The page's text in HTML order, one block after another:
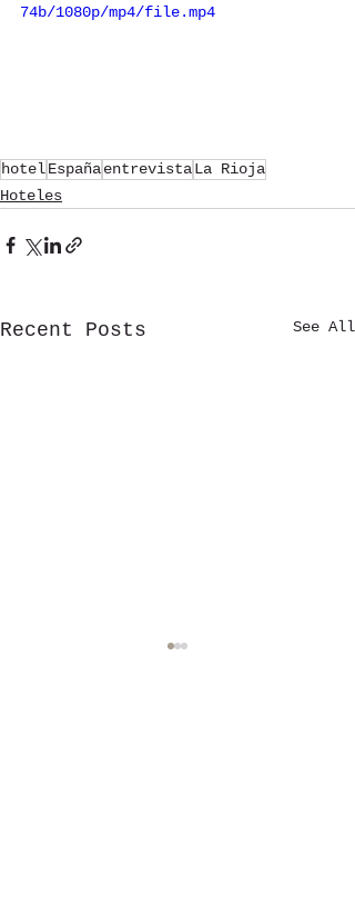
74b/1080p/mp4/file.mp4
hotelEspañaentrevistaLa Rioja
Hoteles
Recent Posts See All